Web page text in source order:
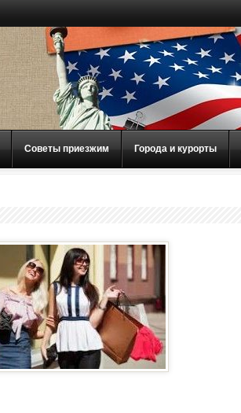
Советы приезжим Города и курорты